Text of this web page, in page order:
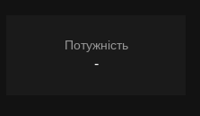
Потужність
-